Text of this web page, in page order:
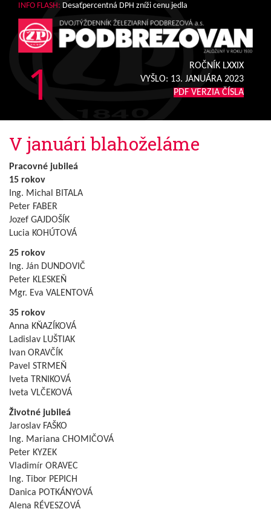
INFO FLASH: Desaťpercentná DPH zníži cenu jedla
1
ROČNÍK LXXIX
VYŠLO: 13. JANUÁRA 2023
PDF VERZIA ČÍSLA
V januári blahoželáme
Pracovné jubileá
15 rokov
Ing. Michal BITALA
Peter FABER
Jozef GAJDOŠÍK
Lucia KOHÚTOVÁ
25 rokov
Ing. Ján DUNDOVIČ
Peter KLESKEŇ
Mgr. Eva VALENTOVÁ
35 rokov
Anna KŇAZÍKOVÁ
Ladislav LUŠTIAK
Ivan ORAVČÍK
Pavel STRMEŇ
Iveta TRNIKOVÁ
Iveta VLČEKOVÁ
Životné jubileá
Jaroslav FAŠKO
Ing. Mariana CHOMIČOVÁ
Peter KYZEK
Vladimír ORAVEC
Ing. Tibor PEPICH
Danica POTKÁNYOVÁ
Alena RÉVESZOVÁ